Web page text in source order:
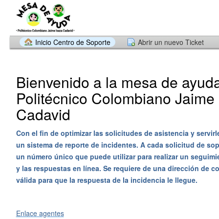
Inicio Centro de Soporte Abrir un nuevo Ticket
Bienvenido a la mesa de
Politécnico Colombiano Jaime
Cadavid
Con el fin de optimizar las solicitudes de asistencia y
un sistema de reporte de incidentes. A cada solicitud de
un número único que puede utilizar para realizar un
y las respuestas en línea. Se requiere de una dirección de
válida para que la respuesta de la incidencia le llegue.
Enlace agentes